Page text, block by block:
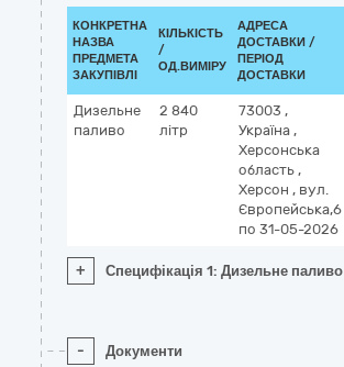
КОНКРЕТНА
НАЗВА
ПРЕДМЕТА
ЗАКУПІВЛІ
КІЛЬКІСТЬ
/
ОД.ВИМІРУ
АДРЕСА
ДОСТАВКИ /
ПЕРІОД
ДОСТАВКИ
Дизельне
паливо
2 840
літр
73003 ,
Україна ,
Херсонська
область ,
Херсон , вул.
Європейська,6
по 31-05-2026
+ Специфікація 1: Дизельне паливо
- Документи